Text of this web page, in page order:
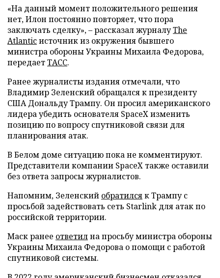
«На данный момент положительного решения
нет, Илон постоянно повторяет, что пора
заключать сделку», – рассказал журналуThe
Atlanticисточник из окружения бывшего
министра обороны Украины Михаила Федорова,
передаетТАСС.
Ранее журналисты издания отмечали, что
Владимир Зеленский обращался к президенту
США Дональду Трампу. Он просил американского
лидера убедить основателя SpaceX изменить
позицию по вопросу спутниковой связи для
планирования атак.
В Белом доме ситуацию пока не комментируют.
Представители компании SpaceX также оставили
без ответа запросы журналистов.
Напомним, Зеленский обратилсяк Трампу с
просьбой задействовать сеть Starlink для атак по
российской территории.
Маск ранее ответилна просьбу министра обороны
Украины Михаила Федорова о помощи с работой
спутниковой системы.